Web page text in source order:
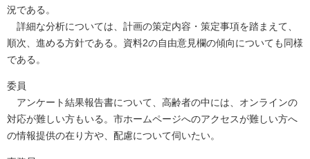
況である。
詳細な分析については、計画の策定内容・策定事項を踏まえて、
順次、進める方針である。資料2の自由意見欄の傾向についても同様
である。
委員
アンケート結果報告書について、高齢者の中には、オンラインの
対応が難しい方もいる。市ホームページへのアクセスが難しい方へ
の情報提供の在り方や、配慮について伺いたい。